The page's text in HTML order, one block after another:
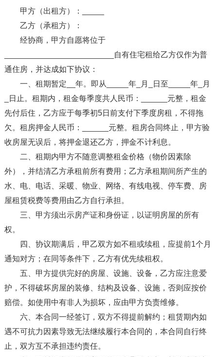
甲方（出租方）：_____
乙方（承租方）：
经协商，甲方自愿将位于
_________________________自有住宅租给乙方仅作为普
通住房，并达成如下协议：
一、租期暂定__年。即从_____年_月_日至_____年_月
_日止。租期内，租金每季度共人民币：______元整，租金
先付后住，乙方应于每季初5日前支付下季度房租，不得拖
欠。租房押金人民币：______元整。租房合同终止，甲方验
收房屋无误后，将押金退还乙方，押金不计利息。
二、租期内甲方不随意调整租金价格（物价因素除
外），并结清乙方承租前所有费用；乙方承租期间所产生的
水、电、电话、采暖、物业、网络、有线电视、停车费、房
屋租赁税费等费用由乙方自行承担。
三、甲方须出示房产证和身份证，以证明房屋的所有
权。
四、协议期满后，甲乙双方如不租或续租，应提前1个月
通知对方；在同等条件下，乙方有优先续租权。
五、甲方提供完好的房屋、设施、设备，乙方应注意爱
护，不得破坏房屋的装修、结构及设备、设施，否则应按价
赔偿。如使用中有非人为损坏，应由甲方负责维修。
六、本合同一经签订，双方不得提前解约；租赁期内如
遇不可抗力因素导致无法继续履行本合同的，本合同自行终
止，双方互不承担违约责任。